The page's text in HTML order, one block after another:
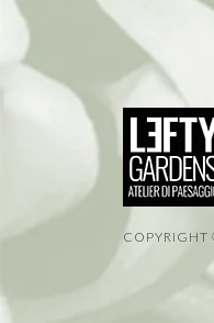
COPYRIGHT